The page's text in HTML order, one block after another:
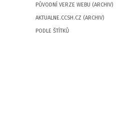
PŮVODNÍ VERZE WEBU (ARCHIV)
AKTUALNE.CCSH.CZ (ARCHIV)
PODLE ŠTÍTKŮ